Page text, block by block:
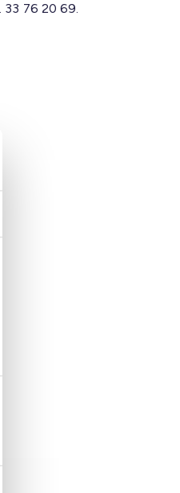
76 20 69.